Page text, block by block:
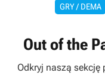
GRY / DEMA
Out of the
Odkryj naszą